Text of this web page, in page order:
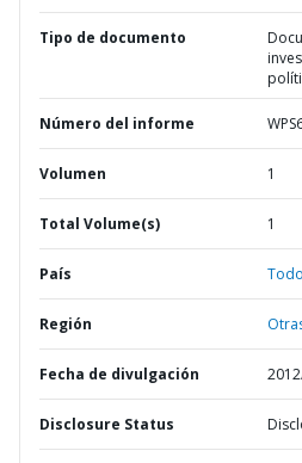
Tipo de documento
Número del informe
Volumen 1
Total Volume(s) 1
País
Región
Fecha de divulgación
Disclosure Status